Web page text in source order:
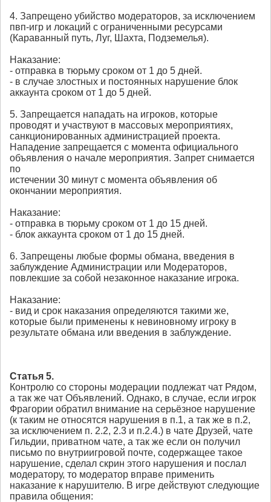
4. Запрещено убийство модераторов, за исключением
пвп-игр и локаций с ограниченными ресурсами
(Караванный путь, Луг, Шахта, Подземелья).
Наказание:
- отправка в тюрьму сроком от 1 до 5 дней.
- в случае злостных и постоянных нарушение блок
аккаунта сроком от 1 до 5 дней.
5. Запрещается нападать на игроков, которые
проводят и участвуют в массовых мероприятиях,
санкционированных администрацией проекта.
Нападение запрещается с момента официального
объявления о начале мероприятия. Запрет снимается
по
истечении 30 минут с момента объявления об
окончании мероприятия.
Наказание:
- отправка в тюрьму сроком от 1 до 15 дней.
- блок аккаунта сроком от 1 до 15 дней.
6. Запрещены любые формы обмана, введения в
заблуждение Администрации или Модераторов,
повлекшие за собой незаконное наказание игрока.
Наказание:
- вид и срок наказания определяются такими же,
которые были применены к невиновному игроку в
результате обмана или введения в заблуждение.
Статья 5.
Контролю со стороны модерации подлежат чат Рядом,
а так же чат Объявлений. Однако, в случае, если игрок
Фрагории обратил внимание на серьёзное нарушение
(к таким не относятся нарушения в п.1, а так же в п.2,
за исключением п. 2.2, 2.3 и п.2.4.) в чате Друзей, чате
Гильдии, приватном чате, а так же если он получил
письмо по внутриигровой почте, содержащее такое
нарушение, сделал скрин этого нарушения и послал
модератору, то модератор вправе применить
наказание к нарушителю. В игре действуют следующие
правила общения: